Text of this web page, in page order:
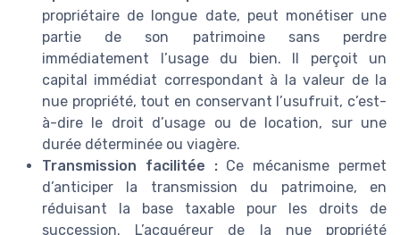
propriétaire de longue date, peut monétiser une
partie de son patrimoine sans perdre
immédiatement l’usage du bien. Il perçoit un
capital immédiat correspondant à la valeur de la
nue propriété, tout en conservant l’usufruit, c’est-
à-dire le droit d’usage ou de location, sur une
durée déterminée ou viagère.
Transmission facilitée :Ce mécanisme permet
d’anticiper la transmission du patrimoine, en
réduisant la base taxable pour les droits de
succession. L’acquéreur de la nue propriété